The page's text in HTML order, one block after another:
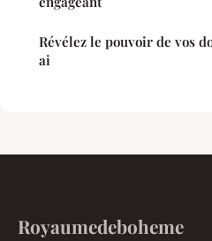
Révélez le pouvoir de vos
ai
Royaumedeboheme